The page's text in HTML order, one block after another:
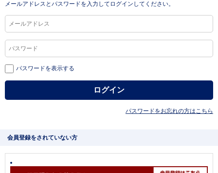
メールアドレスとパスワードを入力してログインしてください。
パスワードを表示する
パスワードをお忘れの方はこちら
会員登録をされていない方